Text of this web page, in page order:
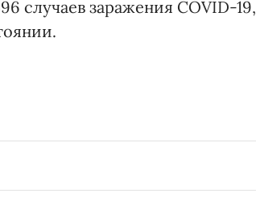
случаев заражения COVID-19,